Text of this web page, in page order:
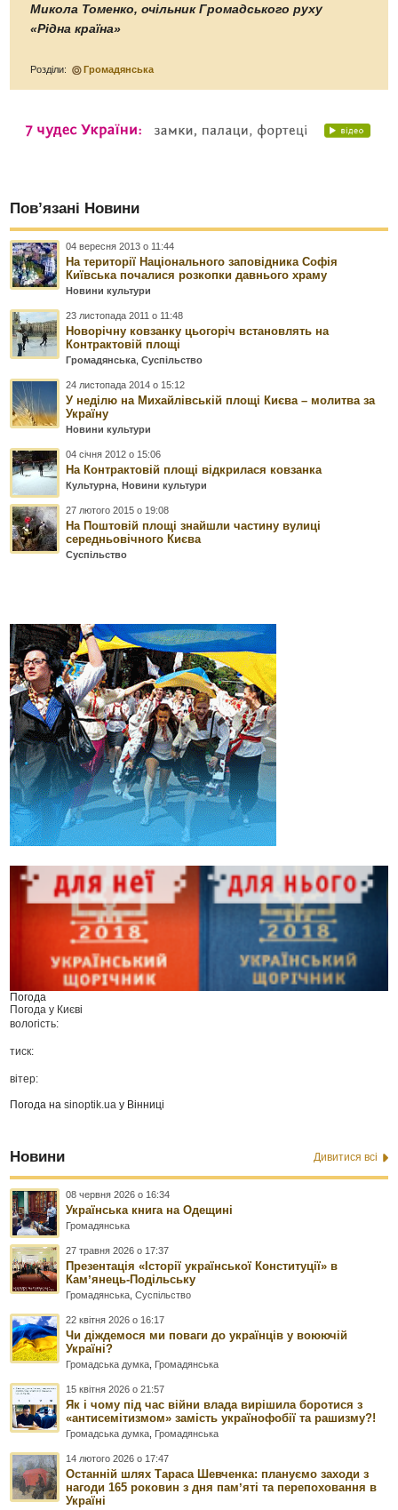
Микола Томенко, очільник Громадського руху
«Рідна країна»
Розділи: Громадянська
Пов’язані Новини
04 вересня 2013 о 11:44
На території Національного заповідника Софія
Київська почалися розкопки давнього храму
Новини культури
23 листопада 2011 о 11:48
Новорічну ковзанку цьогоріч встановлять на
Контрактовій площі
Громадянська ,Суспільство
24 листопада 2014 о 15:12
У неділю на Михайлівській площі Києва – молитва за
Україну
Новини культури
04 січня 2012 о 15:06
На Контрактовій площі відкрилася ковзанка
Культурна ,Новини культури
27 лютого 2015 о 19:08
На Поштовій площі знайшли частину вулиці
середньовічного Києва
Суспільство
Погода
Погода у Києві
вологість:
тиск:
вітер:
Погода наsinoptik.ua у Вінниці
Новини Дивитися всі
08 червня 2026 о 16:34
Українська книга на Одещині
Громадянська
27 травня 2026 о 17:37
Презентація «Історії української Конституції» в
Камʼянець-Подільську
Громадянська ,Суспільство
22 квітня 2026 о 16:17
Чи діждемося ми поваги до українців у воюючій
Україні?
Громадська думка Громадянська
15 квітня 2026 о 21:57
Як і чому під час війни влада вирішила боротися з
«антисемітизмом» замість українофобії та рашизму?!
Громадська думка Громадянська
14 лютого 2026 о 17:47
Останній шлях Тараса Шевченка: плануємо заходи з
нагоди 165 роковин з дня памʼяті та перепоховання в
Україні